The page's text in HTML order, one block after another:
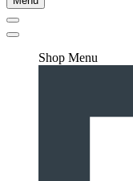
Shop Menu